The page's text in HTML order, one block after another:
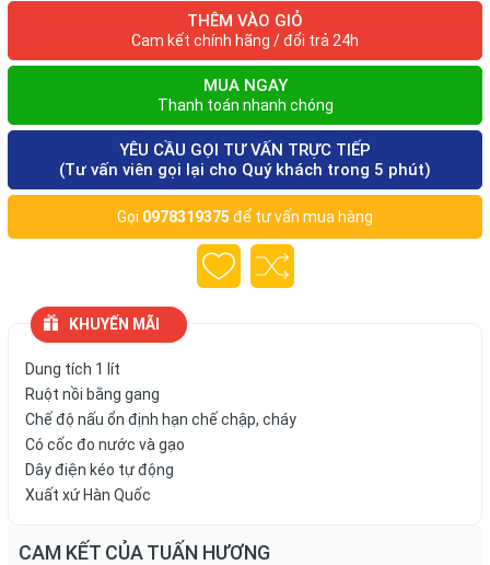
THÊM VÀO GIỎ
Cam kết chính hãng / đổi trả 24h
MUA NGAY
Thanh toán nhanh chóng
YÊU CẦU GỌI TƯ VẤN TRỰC TIẾP
(Tư vấn viên gọi lại cho Quý khách trong 5 phút)
Gọi 0978319375 để tư vấn mua hàng
KHUYẾN MÃI
Dung tích 1 lít
Ruột nồi bằng gang
Chế độ nấu ổn định hạn chế chập, cháy
Có cốc đo nước và gạo
Dây điện kéo tự động
Xuất xứ Hàn Quốc
CAM KẾT CỦA TUẤN HƯƠNG